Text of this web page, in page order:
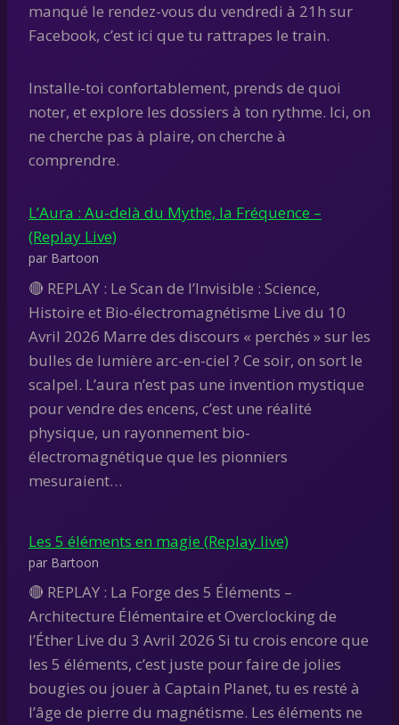
manqué le rendez-vous du vendredi à 21h sur
Facebook, c’est ici que tu rattrapes le train.
Installe-toi confortablement, prends de quoi
noter, et explore les dossiers à ton rythme. Ici, on
ne cherche pas à plaire, on cherche à
comprendre.
L’Aura : Au-delà du Mythe, la Fréquence –
(Replay Live)
par Bartoon
🔴 REPLAY : Le Scan de l’Invisible : Science,
Histoire et Bio-électromagnétisme Live du 10
Avril 2026 Marre des discours « perchés » sur les
bulles de lumière arc-en-ciel ? Ce soir, on sort le
scalpel. L’aura n’est pas une invention mystique
pour vendre des encens, c’est une réalité
physique, un rayonnement bio-
électromagnétique que les pionniers
mesuraient…
Les 5 éléments en magie (Replay live)
par Bartoon
🔴 REPLAY : La Forge des 5 Éléments –
Architecture Élémentaire et Overclocking de
l’Éther Live du 3 Avril 2026 Si tu crois encore que
les 5 éléments, c’est juste pour faire de jolies
bougies ou jouer à Captain Planet, tu es resté à
l’âge de pierre du magnétisme. Les éléments ne